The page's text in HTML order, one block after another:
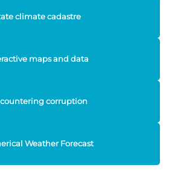
climate cadastre
maps and data
corruption
Weather Forecast